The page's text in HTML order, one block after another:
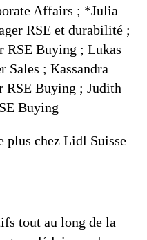
Affairs ; *Julia
RSE et durabilité ;
RSE Buying ; Lukas
Sales ; Kassandra
RSE Buying ; Judith
Buying
plus chez Lidl Suisse
tout au long de la